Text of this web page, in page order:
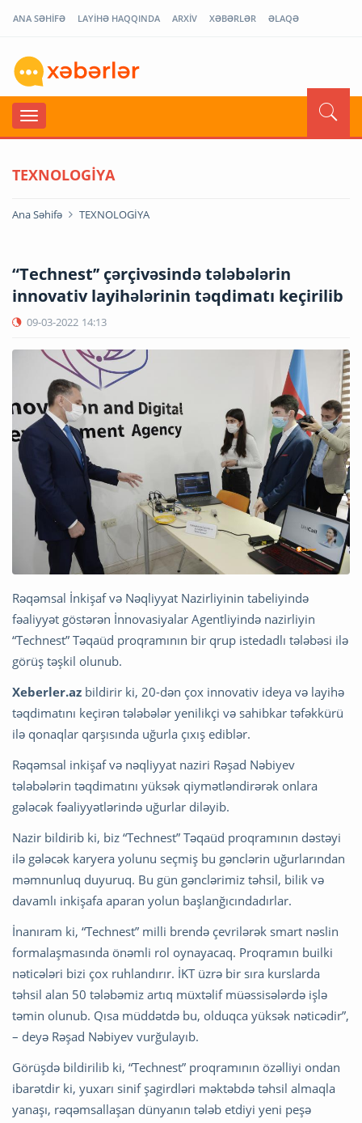
ANA SƏHİFƏ LAYİHƏ HAQQINDA ARXİV XƏBƏRLƏR ƏLAQƏ
TEXNOLOGİYA
Ana Səhifə TEXNOLOGİYA
“Technest’’ çərçivəsində tələbələrin
innovativ layihələrinin təqdimatı keçirilib
09-03-2022 14:13
Rəqəmsal İnkişaf və Nəqliyyat Nazirliyinin tabeliyində
fəaliyyət göstərən İnnovasiyalar Agentliyində nazirliyin
“Technest” Təqaüd proqramının bir qrup istedadlı tələbəsi ilə
görüş təşkil olunub.
Xeberler.az bildirir ki, 20-dən çox innovativ ideya və layihə
təqdimatını keçirən tələbələr yenilikçi və sahibkar təfəkkürü
ilə qonaqlar qarşısında uğurla çıxış ediblər.
Rəqəmsal inkişaf və nəqliyyat naziri Rəşad Nəbiyev
tələbələrin təqdimatını yüksək qiymətləndirərək onlara
gələcək fəaliyyətlərində uğurlar diləyib.
Nazir bildirib ki, biz “Technest” Təqaüd proqramının dəstəyi
ilə gələcək karyera yolunu seçmiş bu gənclərin uğurlarından
məmnunluq duyuruq. Bu gün gənclərimiz təhsil, bilik və
davamlı inkişafa aparan yolun başlanğıcındadırlar.
İnanıram ki, “Technest” milli brendə çevrilərək smart nəslin
formalaşmasında önəmli rol oynayacaq. Proqramın builki
nəticələri bizi çox ruhlandırır. İKT üzrə bir sıra kurslarda
təhsil alan 50 tələbəmiz artıq müxtəlif müəssisələrdə işlə
təmin olunub. Qısa müddətdə bu, olduqca yüksək nəticədir”,
– deyə Rəşad Nəbiyev vurğulayıb.
Görüşdə bildirilib ki, “Technest” proqramının özəlliyi ondan
ibarətdir ki, yuxarı sinif şagirdləri məktəbdə təhsil almaqla
yanaşı, rəqəmsallaşan dünyanın tələb etdiyi yeni peşə